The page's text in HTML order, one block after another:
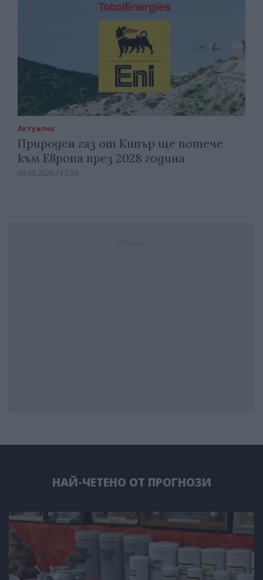
Актуално
Природен газ от Кипър ще потече
към Европа през 2028 година
09.08.2026 / 17:30
НАЙ-ЧЕТЕНО ОТ ПРОГНОЗИ